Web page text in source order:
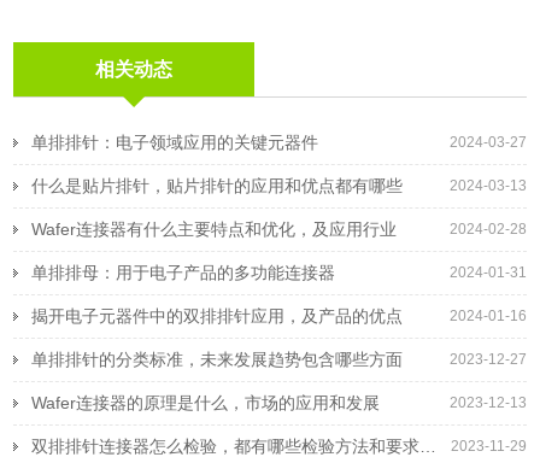
相关动态
2024-03-27
单排排针：电子领域应用的关键元器件
2024-03-13
什么是贴片排针，贴片排针的应用和优点都有哪些
2024-02-28
Wafer连接器有什么主要特点和优化，及应用行业
2024-01-31
单排排母：用于电子产品的多功能连接器
2024-01-16
揭开电子元器件中的双排排针应用，及产品的优点
2023-12-27
单排排针的分类标准，未来发展趋势包含哪些方面
2023-12-13
Wafer连接器的原理是什么，市场的应用和发展
2023-11-29
双排排针连接器怎么检验，都有哪些检验方法和要求标准